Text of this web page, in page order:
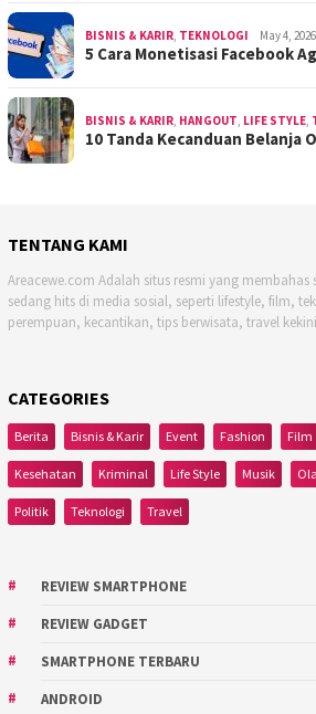
BISNIS & KARIR TEKNOLOGI May 4, 2026
5 Cara Monetisasi Facebook
BISNIS & KARIR HANGOUT LIFE STYLE
10 Tanda Kecanduan Belanja
TENTANG KAMI
Areacewe.com Adalah situs resmi yang
sedang hits di media sosial, seperti lifestyle, film,
perempuan, kecantikan, tips berwisata, travel
CATEGORIES
Berita Bisnis & Karir Event Fashion Film
Kesehatan Kriminal Life Style Musik
Politik Teknologi Travel
REVIEW SMARTPHONE
REVIEW GADGET
SMARTPHONE TERBARU
ANDROID